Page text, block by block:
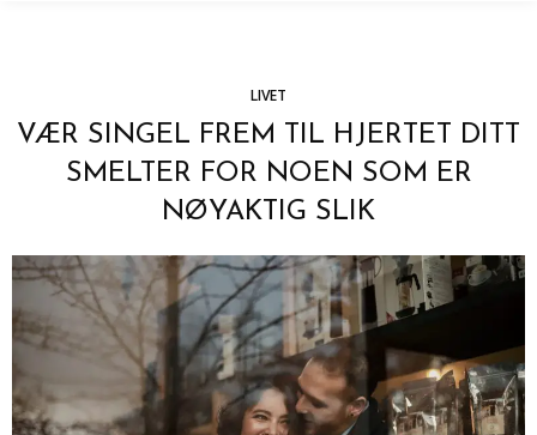
LIVET
VÆR SINGEL FREM TIL HJERTET DITT
SMELTER FOR NOEN SOM ER
NØYAKTIG SLIK